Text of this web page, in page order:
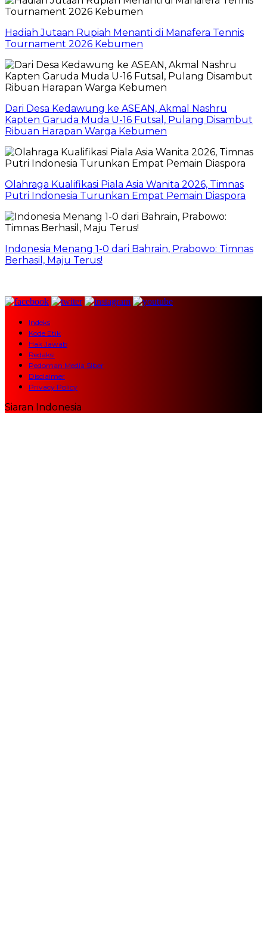
Hadiah Jutaan Rupiah Menanti di Manafera Tennis
Tournament 2026 Kebumen
Dari Desa Kedawung ke ASEAN, Akmal Nashru
Kapten Garuda Muda U-16 Futsal, Pulang Disambut
Ribuan Harapan Warga Kebumen
Olahraga Kualifikasi Piala Asia Wanita 2026, Timnas
Putri Indonesia Turunkan Empat Pemain Diaspora
Indonesia Menang 1-0 dari Bahrain, Prabowo: Timnas
Berhasil, Maju Terus!
Indeks
Kode Etik
Hak Jawab
Redaksi
Pedoman Media Siber
Disclaimer
Privacy Policy
Siaran Indonesia